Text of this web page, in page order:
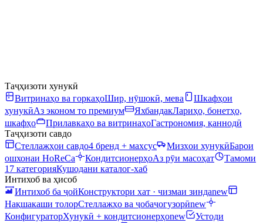
Таҷҳизоти хунукӣ
Витринаҳо ва горкаҳоШир, нӯшокӣ, мева
Шкафҳои
хунукӣАз эконом то премиум ЯхбандакЛариҳо, бонетҳо,
шкафҳо
Прилавкаҳо ва витринаҳоГастрономия, қаннодӣ
Таҷҳизоти савдо
Стеллажҳои савдо4 бренд + махсус Мизҳои хунукӣБарои
ошхонаи HoReCa
КондитсионерҳоАз рӯи масоҳат
Тамоми
17 категорияКушодани каталог-хаб
Интихоб ва ҳисоб
Интихоб ба ҷойКонструктори хат · чизмаи зиндаnew
Нақшакаши толорСтеллажҳо ва ҷобаҷогузорӣnew
КонфигураторХунукӣ + кондитсионерҳоnew
Устоди